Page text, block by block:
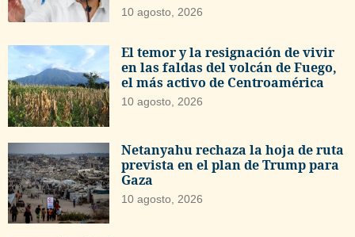
10 agosto, 2026
El temor y la resignación de vivir
en las faldas del volcán de Fuego,
el más activo de Centroamérica
10 agosto, 2026
Netanyahu rechaza la hoja de ruta
prevista en el plan de Trump para
Gaza
10 agosto, 2026